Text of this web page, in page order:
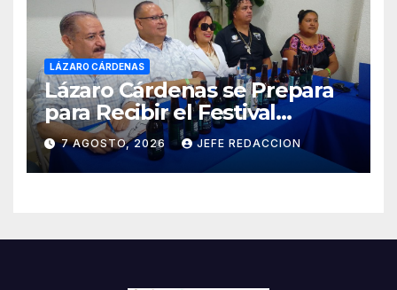
LÁZARO CÁRDENAS
Lázaro Cárdenas se Prepara
para Recibir el Festival
Internacional de la Cerveza
Costa de Michoacán 2026
7 AGOSTO, 2026 JEFE REDACCION